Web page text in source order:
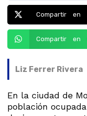
Compartir en
Compartir en
Liz Ferrer Rivera
En la ciudad de
población